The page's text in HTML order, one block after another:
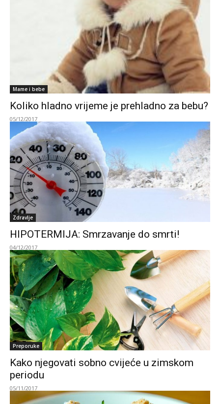
Mame i bebe
Koliko hladno vrijeme je prehladno za bebu?
05/12/2017
Zdravlje
HIPOTERMIJA: Smrzavanje do smrti!
04/12/2017
Preporuke
Kako njegovati sobno cvijeće u zimskom
periodu
05/11/2017